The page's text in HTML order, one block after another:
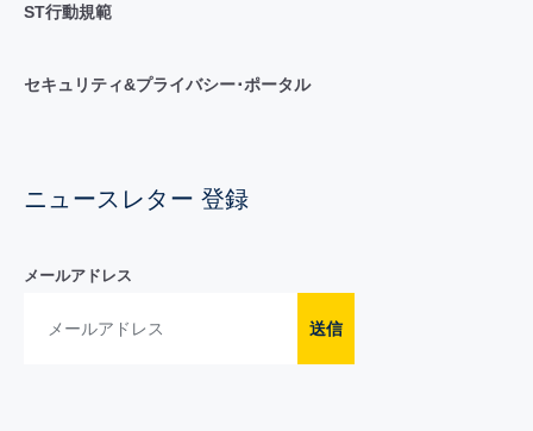
ST行動規範
セキュリティ&プライバシー･ポータル
ニュースレター 登録
メールアドレス
送信